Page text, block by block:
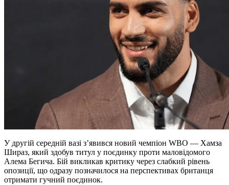
У другій середній вазі з’явився новий чемпіон WBO — Хамза
Шираз, який здобув титул у поєдинку проти маловідомого
Алема Бегича. Бій викликав критику через слабкий рівень
опозиції, що одразу позначилося на перспективах британця
отримати гучний поєдинок.